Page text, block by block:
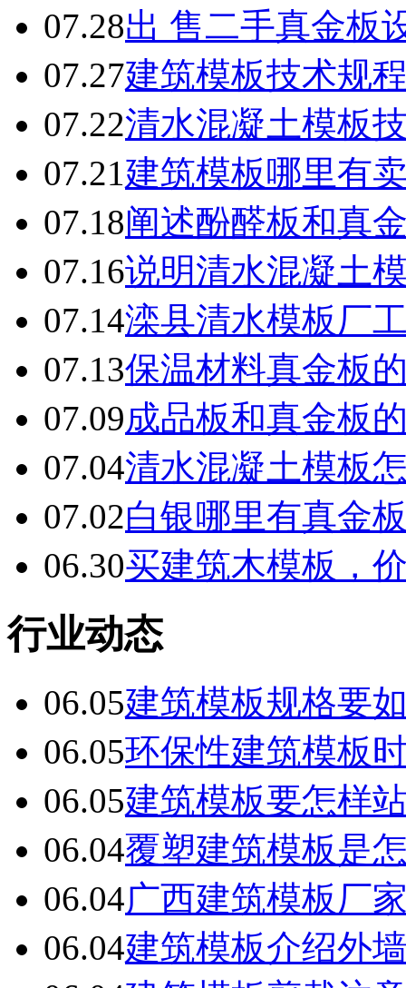
07.28出 售二手真金板
07.27建筑模板技术规
07.22清水混凝土模板
07.21建筑模板哪里有
07.18阐述酚醛板和真
07.16说明清水混凝土
07.14滦县清水模板厂
07.13保温材料真金板
07.09成品板和真金板
07.04清水混凝土模板
07.02白银哪里有真金
06.30买建筑木模板，
行业动态
06.05建筑模板规格要
06.05环保性建筑模板
06.05建筑模板要怎样
06.04覆塑建筑模板是
06.04广西建筑模板厂
06.04建筑模板介绍外